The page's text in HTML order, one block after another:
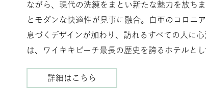
ながら、現代の洗練をまとい新たな魅力を放ち
とモダンな快適性が見事に融合。白亜のコロニ
息づくデザインが加わり、訪れるすべての人に
は、ワイキキビーチ最長の歴史を誇るホテルと
詳細はこちら
125